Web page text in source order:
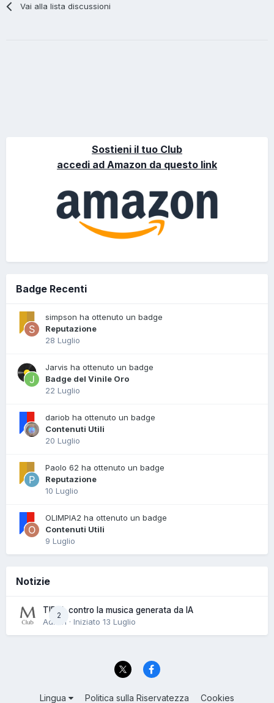
Vai alla lista discussioni
Sostieni il tuo Club
accedi ad Amazon da questo link
Badge Recenti
simpson ha ottenuto un badge
Reputazione
28 Luglio
Jarvis ha ottenuto un badge
Badge del Vinile Oro
22 Luglio
dariob ha ottenuto un badge
Contenuti Utili
20 Luglio
Paolo 62 ha ottenuto un badge
Reputazione
10 Luglio
OLIMPIA2 ha ottenuto un badge
Contenuti Utili
9 Luglio
Notizie
2
TIDAL contro la musica generata da IA
Admin · Iniziato 13 Luglio
Lingua Politica sulla Riservatezza Cookies